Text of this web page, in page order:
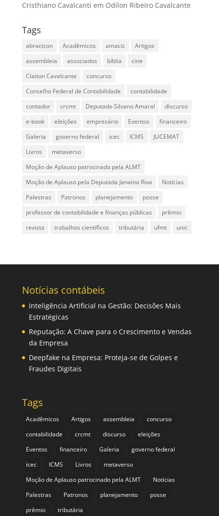
Cristhiano Cavalcanti em Odilon Ribeiro Cavalcante
Tags
abracicon Acadêmicos amacic
Artigos
assembleia
associados bíblia
cine
Claiton Cavalcante
concurso
Conselho Federal de Contabilidade
contabilidade
contador
crcmt Deputado Silvano Amaral
discurso
e-book
eleições empresário Eventos
financeiro
Galeria
governo federal icec ICMS
JUCEMAT
Livros
metaverso
Moção de Aplauso patrocinado pela ALMT
Moção de Aplauso pela Deputada Janaina Riva
Notícias
Palestras
Patronos planejamento
posse
professor de contabilidade e finanças públicas
prêmio
revista
trabalhos científicos tributária ufmt unic
Notícias contábeis
Inteligência Artificial na Gestão: Decisões Mais
Estratégicas
Reputação: A Chave para o Crescimento e Vendas
da Empresa
Deepfake na Empresa: Proteja-se de Golpes e
Fraudes Digitais
Tags
Acadêmicos Artigos assembleia
concurso
contabilidade
crcmt discurso
eleições
Eventos
financeiro Galeria
governo federal
icec
ICMS Livros
metaverso
Moção de Aplauso patrocinado pela ALMT
Notícias
Palestras
Patronos planejamento
posse
prêmio
tributária